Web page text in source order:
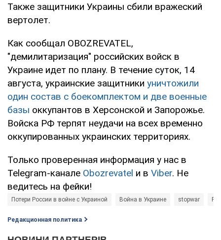
Также защитники Украины сбили вражеский
вертолет.
Как сообщал OBOZREVATEL,
"демилитаризация" российских войск в
Украине идет по плану. В течение суток, 14
августа, украинские защитники уничтожили
один состав с боекомплектом и две военные
базы оккупантов в Херсонской и Запорожье.
Войска РФ терпят неудачи на всех временно
оккупированных украинских территориях.
Только проверенная информация у нас в
Telegram-канале Obozrevatel и в Viber. Не
ведитесь на фейки!
Потери России в войне с Украиной Война в Украине stopwar
Редакционная политика